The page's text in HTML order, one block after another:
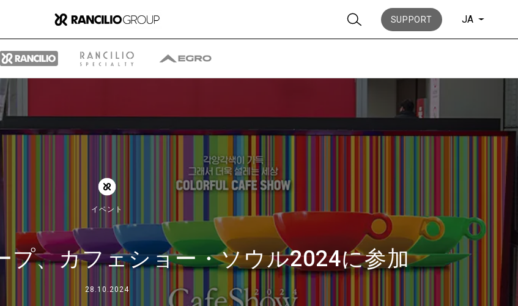
SUPPORT JA
イベント
プ、カフェショー・ソウル2024に参加
28.10.2024
グループ
ランチリオ・グループに
ついて
ランチリオ・グループの
事業について
ニュース
歴史
研究室紹介